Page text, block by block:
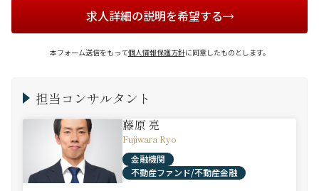
求人詳細の説明を希望する
本フォーム送信をもって個人情報保護方針に同意したものとします。
担当コンサルタント
藤原 亮
Fujiwara Ryo
金融機関
不動産ファンド/不動産金融